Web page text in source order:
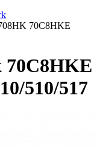
70C8HKE
510/517